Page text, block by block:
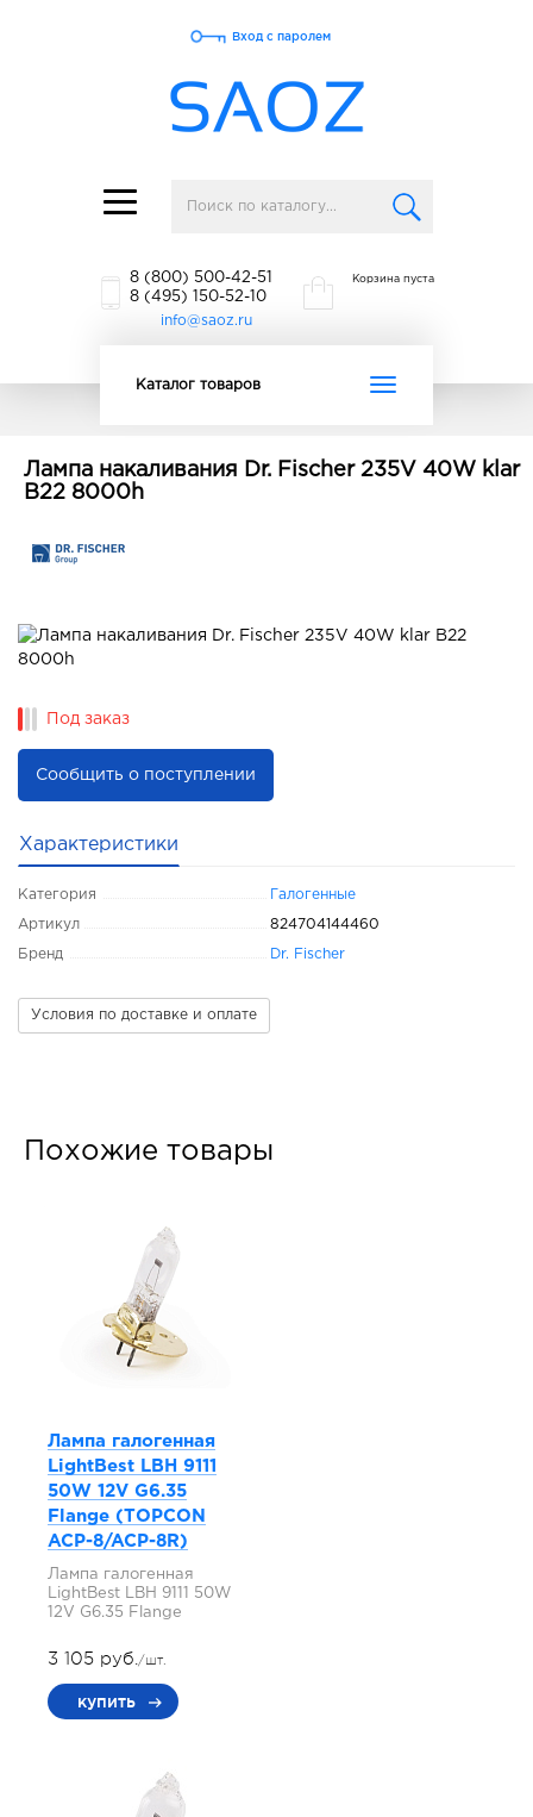
Toggle
navigation
Вход с паролем
8 (800) 500-42-51
8 (495) 150-52-10
info@saoz.ru
Корзина пуста
Toggle
Каталог товаров
Лампа накаливания Dr. Fischer 235V 40W klar
B22 8000h
Под заказ
Сообщить о поступлении
Характеристики
Категория Галогенные
Артикул 824704144460
Бренд Dr. Fischer
Условия по доставке и оплате
Похожие товары
Лампа галогенная
LightBest LBH 9111
50W 12V G6.35
Flange (TOPCON
ACP-8/ACP-8R)
Лампа галогенная
LightBest LBH 9111 50W
12V G6.35 Flange
3 105 руб./шт.
купить